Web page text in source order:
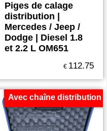
Piges de calage
distribution |
Mercedes / Jeep /
Dodge | Diesel 1.8
et 2.2 L OM651
€ 112.75
Avec chaîne distribution